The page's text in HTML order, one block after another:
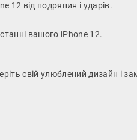
12 від подряпин і ударів.
вашого iPhone 12.
свій улюблений дизайн і